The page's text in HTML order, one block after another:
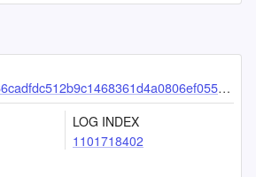
LOG INDEX
1101718402